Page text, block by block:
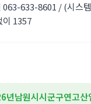
063-633-8601 / (시스
이 1357
남원시시군구연고산